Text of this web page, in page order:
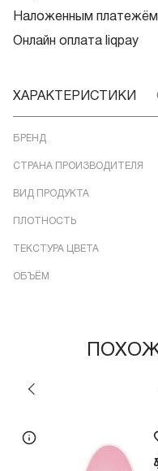
Наложенным
Онлайн оплата liqpay
ХАРАКТЕРИСТИКИ
БРЕНД
СТРАНА ПРОИЗВОДИТЕЛЯ
ВИД ПРОДУКТА
ПЛОТНОСТЬ
ТЕКСТУРА ЦВЕТА
ОБЪЁМ